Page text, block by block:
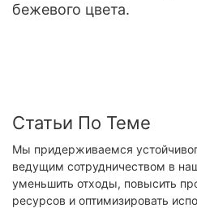
бежевого цвета.
Статьи По Теме
Мы придерживаемся
ведущим сотрудничеством в
уменьшить отходы, повысить
ресурсов и оптимизировать